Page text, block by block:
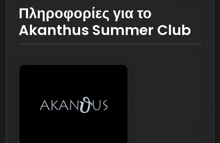
Πληροφορίες για το
Akanthus Summer Club